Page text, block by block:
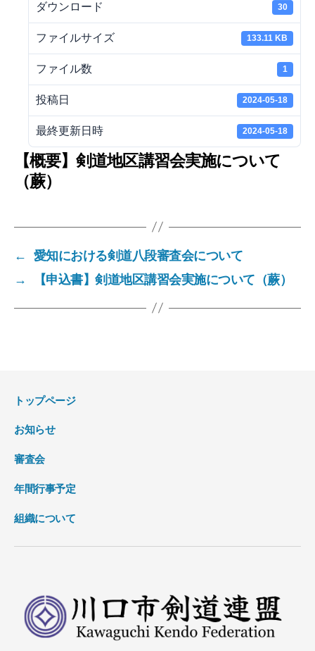
ダウンロード 30
ファイルサイズ 133.11 KB
ファイル数 1
投稿日 2024-05-18
最終更新日時 2024-05-18
【概要】剣道地区講習会実施について
（蕨）
←
愛知における剣道八段審査会について
→
【申込書】剣道地区講習会実施について（蕨）
トップページ
お知らせ
審査会
年間行事予定
組織について